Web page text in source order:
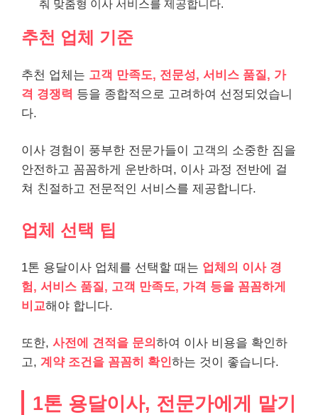
춰 맞춤형 이사 서비스를 제공합니다.
추천 업체 기준
추천 업체는 고객 만족도, 전문성, 서비스 품질, 가
격 경쟁력 등을 종합적으로 고려하여 선정되었습니
다.
이사 경험이 풍부한 전문가들이 고객의 소중한 짐을
안전하고 꼼꼼하게 운반하며, 이사 과정 전반에 걸
쳐 친절하고 전문적인 서비스를 제공합니다.
업체 선택 팁
1톤 용달이사 업체를 선택할 때는 업체의 이사 경
험, 서비스 품질, 고객 만족도, 가격 등을 꼼꼼하게
비교해야 합니다.
또한, 사전에 견적을 문의 하여 이사 비용을 확인하
고, 계약 조건을 꼼꼼히 확인하는 것이 좋습니다.
1톤 용달이사, 전문가에게 맡기